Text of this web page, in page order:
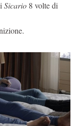
Sicario 8 volte di